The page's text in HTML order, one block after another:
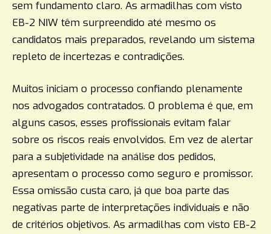
sem fundamento claro. As armadilhas com visto
EB-2 NIW têm surpreendido até mesmo os
candidatos mais preparados, revelando um sistema
repleto de incertezas e contradições.
Muitos iniciam o processo confiando plenamente
nos advogados contratados. O problema é que, em
alguns casos, esses profissionais evitam falar
sobre os riscos reais envolvidos. Em vez de alertar
para a subjetividade na análise dos pedidos,
apresentam o processo como seguro e promissor.
Essa omissão custa caro, já que boa parte das
negativas parte de interpretações individuais e não
de critérios objetivos. As armadilhas com visto EB-2